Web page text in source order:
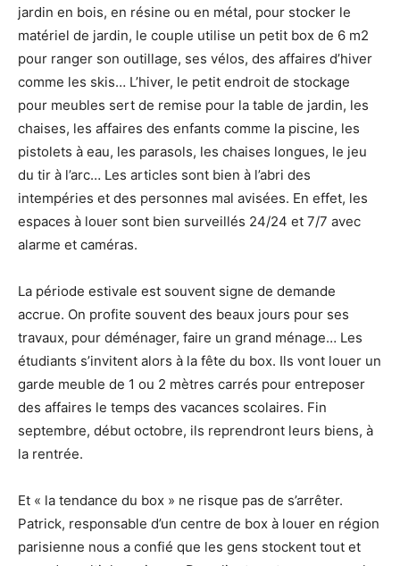
jardin en bois, en résine ou en métal, pour stocker le
matériel de jardin, le couple utilise un petit box de 6 m2
pour ranger son outillage, ses vélos, des affaires d’hiver
comme les skis… L’hiver, le petit endroit de stockage
pour meubles sert de remise pour la table de jardin, les
chaises, les affaires des enfants comme la piscine, les
pistolets à eau, les parasols, les chaises longues, le jeu
du tir à l’arc… Les articles sont bien à l’abri des
intempéries et des personnes mal avisées. En effet, les
espaces à louer sont bien surveillés 24/24 et 7/7 avec
alarme et caméras.
La période estivale est souvent signe de demande
accrue. On profite souvent des beaux jours pour ses
travaux, pour déménager, faire un grand ménage… Les
étudiants s’invitent alors à la fête du box. Ils vont louer un
garde meuble de 1 ou 2 mètres carrés pour entreposer
des affaires le temps des vacances scolaires. Fin
septembre, début octobre, ils reprendront leurs biens, à
la rentrée.
Et « la tendance du box » ne risque pas de s’arrêter.
Patrick, responsable d’un centre de box à louer en région
parisienne nous a confié que les gens stockent tout et